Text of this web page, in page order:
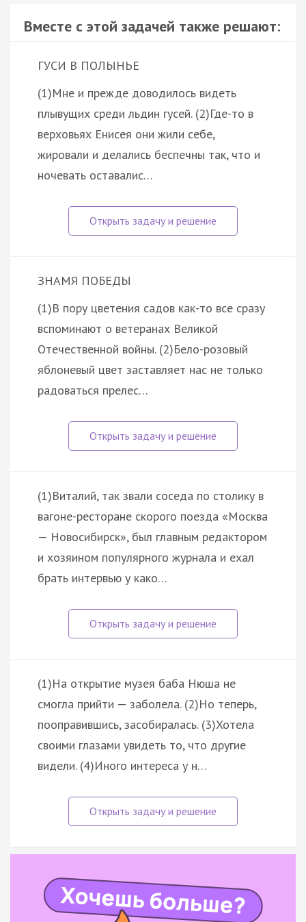
Вместе с этой задачей также решают:
ГУСИ В ПОЛЫНЬЕ
(1)Мне и прежде доводилось видеть
плывущих среди льдин гусей. (2)Где-то в
верховьях Енисея они жили себе,
жировали и делались беспечны так, что и
ночевать оставалис…
ЗНАМЯ ПОБЕДЫ
(1)В пору цветения садов как-то все сразу
вспоминают о ветеранах Великой
Отечественной войны. (2)Бело-розовый
яблоневый цвет заставляет нас не только
радоваться прелес…
(1)Виталий, так звали соседа по столику в
вагоне-ресторане скорого поезда «Москва
— Новосибирск», был главным редактором
и хозяином популярного журнала и ехал
брать интервью у како…
(1)На открытие музея баба Нюша не
смогла прийти — заболела. (2)Но теперь,
пооправившись, засобиралась. (3)Хотела
своими глазами увидеть то, что другие
видели. (4)Иного интереса у н…